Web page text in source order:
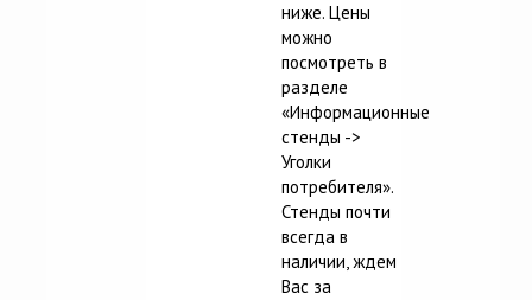
ниже. Цены
можно
посмотреть в
разделе
«Информационные
стенды ->
Уголки
потребителя».
Стенды почти
всегда в
наличии, ждем
Вас за